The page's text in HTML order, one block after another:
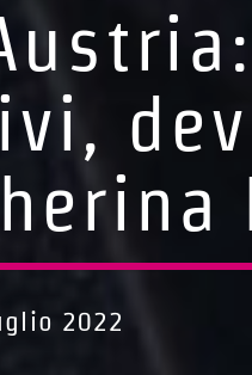
2022